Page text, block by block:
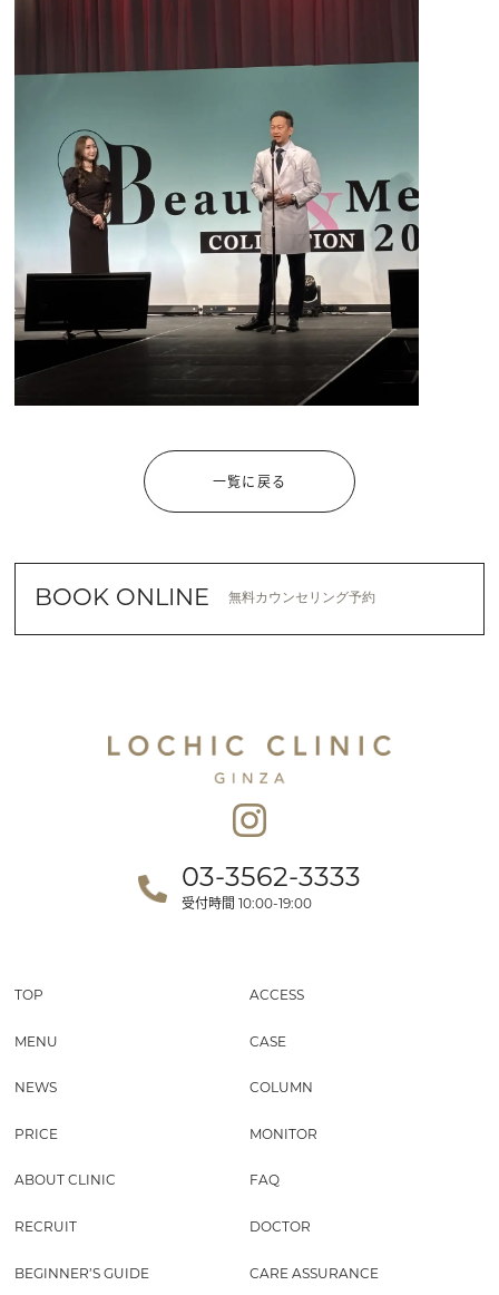
一覧に戻る
BOOK ONLINE 無料カウンセリング予約
03-3562-3333
受付時間 10:00-19:00
TOP ACCESS
MENU CASE
NEWS COLUMN
PRICE MONITOR
ABOUT CLINIC FAQ
RECRUIT DOCTOR
BEGINNER’S GUIDE CARE ASSURANCE